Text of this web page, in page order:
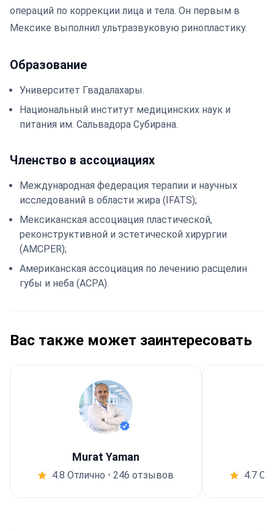
операций по коррекции лица и тела. Он первым в
Мексике выполнил ультразвуковую ринопластику.
Образование
Университет Гвадалахары.
Национальный институт медицинских наук и
питания им. Сальвадора Субирана.
Членство в ассоциациях
Международная федерация терапии и научных
исследований в области жира (IFATS);
Мексиканская ассоциация пластической,
реконструктивной и эстетической хирургии
(AMCPER);
Американская ассоциация по лечению расщелин
губы и неба (ACPA).
Вас также может заинтересовать
Murat Yaman
4.8 Отлично • 246 отзывов 4.7